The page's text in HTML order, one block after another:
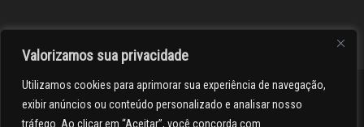
Valorizamos sua privacidade
Utilizamos cookies para aprimorar sua experiência de navegação,
exibir anúncios ou conteúdo personalizado e analisar nosso
tráfego. Ao clicar em “Aceitar”, você concorda com
><(((º> 17